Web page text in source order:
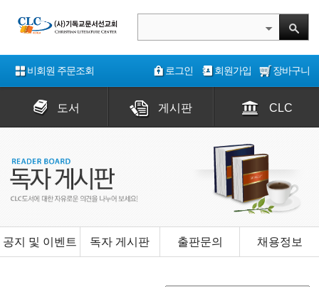
비회원 주문조회 로그인 회원가입 장바구니
도서 게시판 CLC
공지 및 이벤트 독자 게시판 출판문의 채용정보